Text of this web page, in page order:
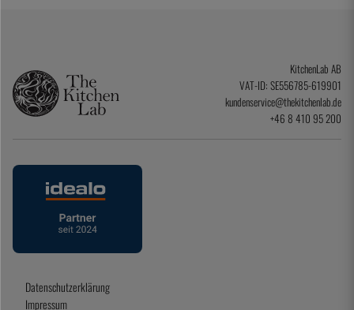
KitchenLab AB
VAT-ID: SE556785-619901
kundenservice@thekitchenlab.de
+46 8 410 95 200
Datenschutzerklärung
Impressum